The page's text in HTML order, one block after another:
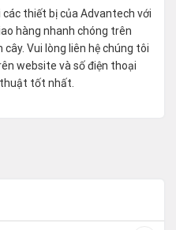
thiết bị của Advantech với
hàng nhanh chóng trên
Vui lòng liên hệ chúng tôi
website và số điện thoại
tốt nhất.